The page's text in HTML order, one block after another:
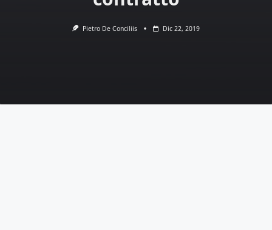
Pietro De Conciliis Dic 22, 2019